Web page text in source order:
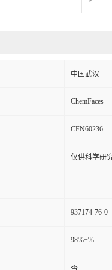
中国武汉
ChemFaces
CFN60236
仅供科学研
937174-76-0
98%+%
否